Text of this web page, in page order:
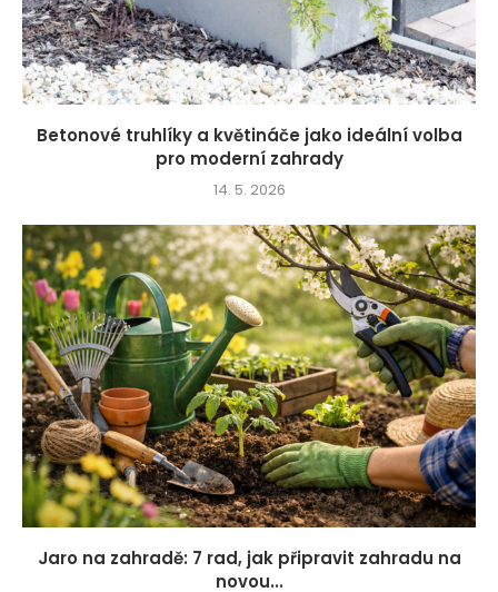
Betonové truhlíky a květináče jako ideální volba
pro moderní zahrady
14. 5. 2026
Jaro na zahradě: 7 rad, jak připravit zahradu na
novou...